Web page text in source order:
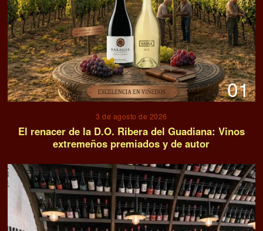
01
3 de agosto de 2026
El renacer de la D.O. Ribera del Guadiana: Vinos
extremeños premiados y de autor